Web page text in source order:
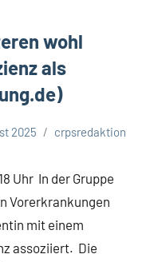
wohl
als
2025 crpsredaktion
Uhr In der Gruppe
Vorerkrankungen
mit einem
assoziiert. Die